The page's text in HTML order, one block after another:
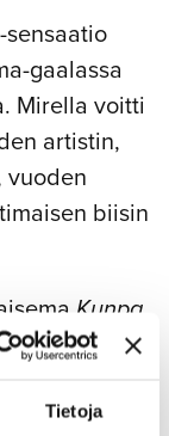
Tietoja
gaalassa
Mirella voitti
artistin,
vuoden
biisin
Kunpa